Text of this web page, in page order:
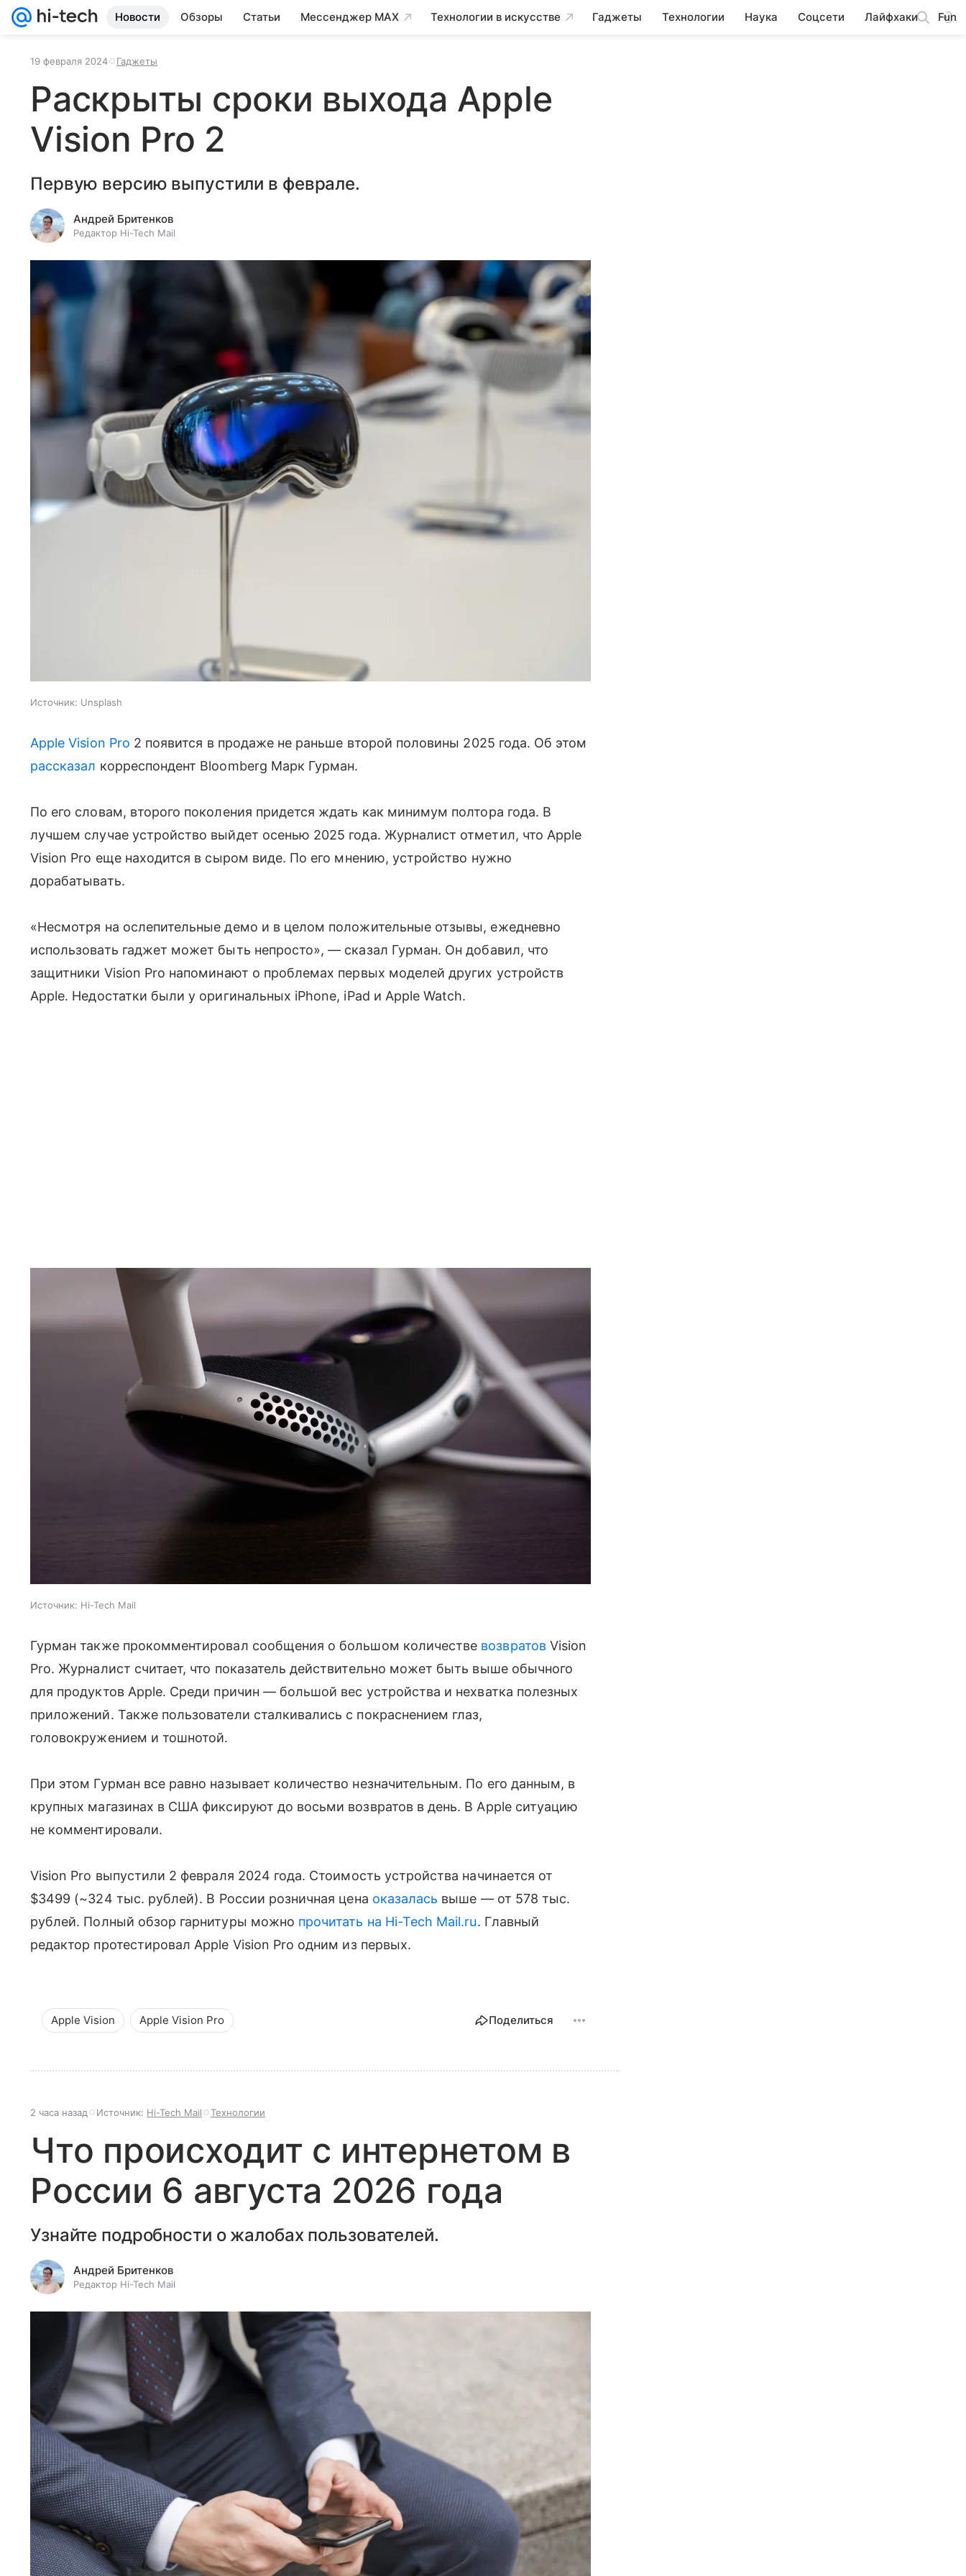
Новости Обзоры Статьи Мессенджер MAX Технологии в искусстве Гаджеты Технологии Наука Соцсети Лайфхаки Fun
19 февраля 2024 Гаджеты
Раскрыты сроки выхода Apple
Vision Pro 2
Первую версию выпустили в феврале.
Андрей Бритенков
Редактор Hi-Tech Mail
Источник: Unsplash
Apple Vision Pro 2 появится в продаже не раньше второй половины 2025 года. Об этом
рассказал корреспондент Bloomberg Марк Гурман.
По его словам, второго поколения придется ждать как минимум полтора года. В
лучшем случае устройство выйдет осенью 2025 года. Журналист отметил, что Apple
Vision Pro еще находится в сыром виде. По его мнению, устройство нужно
дорабатывать.
«Несмотря на ослепительные демо и в целом положительные отзывы, ежедневно
использовать гаджет может быть непросто», — сказал Гурман. Он добавил, что
защитники Vision Pro напоминают о проблемах первых моделей других устройств
Apple. Недостатки были у оригинальных iPhone, iPad и Apple Watch.
Источник: Hi-Tech Mail
Гурман также прокомментировал сообщения о большом количестве возвратовVision
Pro. Журналист считает, что показатель действительно может быть выше обычного
для продуктов Apple. Среди причин — большой вес устройства и нехватка полезных
приложений. Также пользователи сталкивались с покраснением глаз,
головокружением и тошнотой.
При этом Гурман все равно называет количество незначительным. По его данным, в
крупных магазинах в США фиксируют до восьми возвратов в день. В Apple ситуацию
не комментировали.
Vision Pro выпустили 2 февраля 2024 года. Стоимость устройства начинается от
$3499 (~324 тыс. рублей). В России розничная цена оказалась выше — от 578 тыс.
рублей. Полный обзор гарнитуры можно прочитать на Hi-Tech Mail.ru. Главный
редактор протестировал Apple Vision Pro одним из первых.
Apple Vision Apple Vision Pro Поделиться
2 часа назад Источник: Hi-Tech Mail Технологии
Что происходит с интернетом в
России 6 августа 2026 года
Узнайте подробности о жалобах пользователей.
Андрей Бритенков
Редактор Hi-Tech Mail